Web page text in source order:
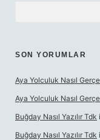
SON YORUMLAR
Aya Yolculuk Nasıl
Aya Yolculuk Nasıl
Buğday Nasıl Yazılır Tdk
Buğday Nasıl Yazılır Tdk